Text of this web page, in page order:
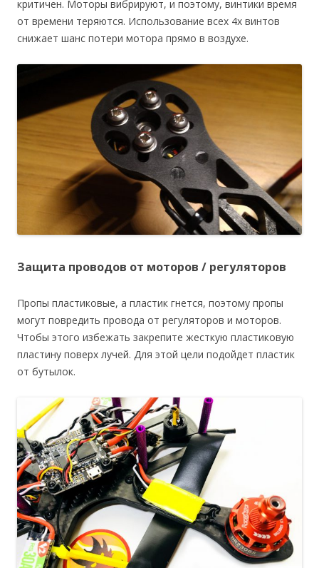
критичен. Моторы вибрируют, и поэтому, винтики время
от времени теряются. Использование всех 4х винтов
снижает шанс потери мотора прямо в воздухе.
Защита проводов от моторов / регуляторов
Пропы пластиковые, а пластик гнется, поэтому пропы
могут повредить провода от регуляторов и моторов.
Чтобы этого избежать закрепите жесткую пластиковую
пластину поверх лучей. Для этой цели подойдет пластик
от бутылок.